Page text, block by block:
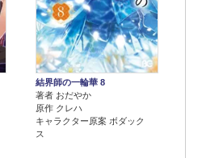
結界師の一輪華 8
著者 おだやか
原作 クレハ
キャラクター原案 ボダック
ス